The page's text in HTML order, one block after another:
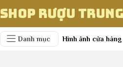
Shop Rượu Trung
Danh mục Hình ảnh cửa hàng